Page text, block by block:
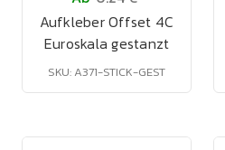
Aufkleber Offset 4C
Euroskala gestanzt
SKU: A371-STICK-GEST